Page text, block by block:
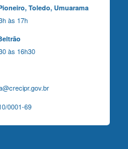
Toledo, Umuarama
às 17h
às 16h30
0001-69